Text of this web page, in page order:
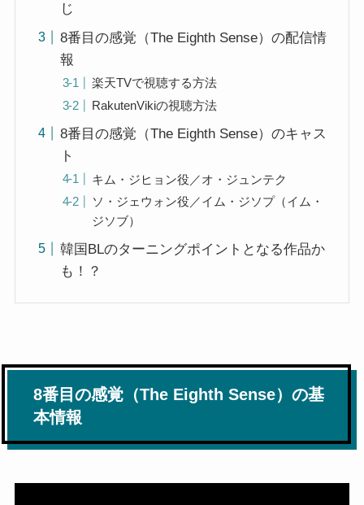
じ
8番目の感覚（The Eighth Sense）の配信情
報
楽天TVで視聴する方法
RakutenVikiの視聴方法
8番目の感覚（The Eighth Sense）のキャス
ト
キム・ジヒョン役／オ・ジュンテク
ソ・ジェウォン役／イム・ジソプ（イム・
ジソブ）
韓国BLのターニングポイントとなる作品か
も！？
8番目の感覚（The Eighth Sense）の基
本情報